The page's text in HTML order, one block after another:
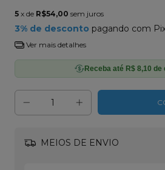
5 x de R$54,00 sem juros
3% de desconto pagando com
Ver mais detalhes
Receba até R$ 8,10 de
MEIOS DE ENVIO